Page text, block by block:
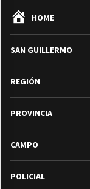
HOME
SAN GUILLERMO
REGIÓN
PROVINCIA
CAMPO
POLICIAL